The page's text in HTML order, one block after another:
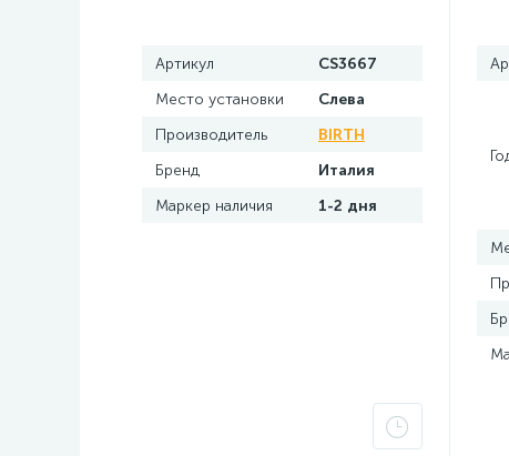
Артикул
CS3667
Место установки
Слева
Производитель
BIRTH
Бренд
Италия
Маркер наличия
1-2 дня